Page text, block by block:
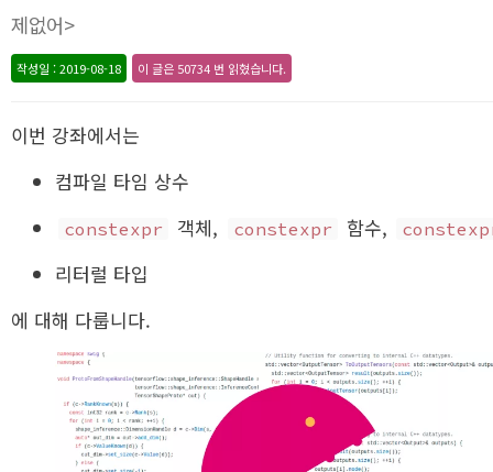
제없어>
작성일 : 2019-08-18 이 글은 50734 번 읽혔습니다.
이번 강좌에서는
컴파일 타임 상수
constexpr 객체, constexpr 함수,
리터럴 타입
에 대해 다룹니다.